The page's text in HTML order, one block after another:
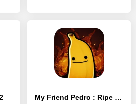
My Friend Pedro : Ripe for Revenge